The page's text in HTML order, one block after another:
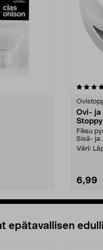
Ovi- ja
Stoppy
Fiksu
Sisä- ja
Väri:
6,99
epätavallisen